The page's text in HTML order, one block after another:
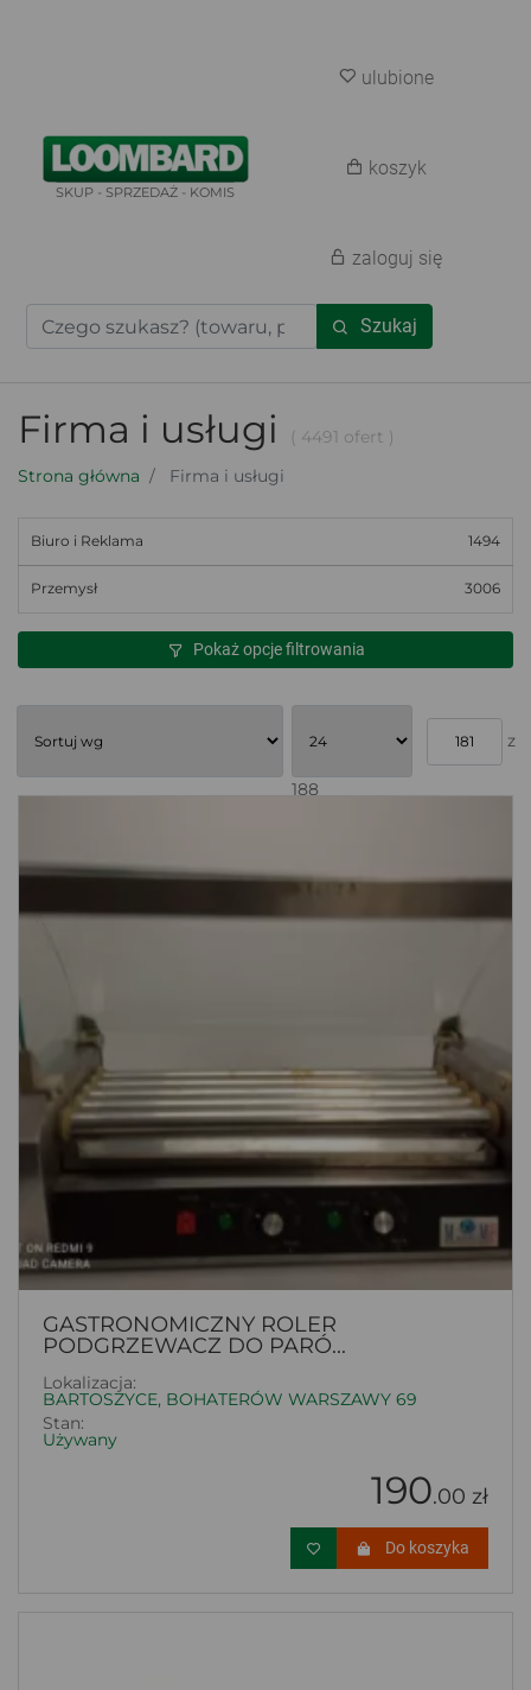
SKUP - SPRZEDAŻ - KOMIS
Szukaj
ulubione
koszyk
zaloguj się
Firma i usługi
( 4491 ofert )
Strona główna
Firma i usługi
Biuro i Reklama 1494
Przemysł 3006
Pokaż opcje filtrowania
188
GASTRONOMICZNY ROLER
PODGRZEWACZ DO PARÓ...
Lokalizacja:
BARTOSZYCE, BOHATERÓW WARSZAWY 69
Stan:
Używany
190.00 zł
Do koszyka